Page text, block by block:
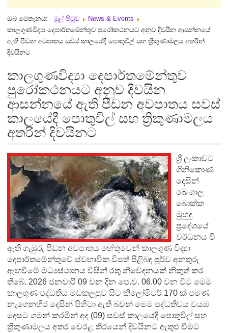
ඔබ මෙතැනය: මුල් පිටුව
News & Events
කාලගුණවිද්‍යා දෙපාර්තමේන්තුව පුරෝකථනයට අනුව දිවයින ආසන්නයේ
ඇති පීඩන අවපාතය සවස් කාලයේදී පොතුවිල් සහ ත්‍රිකුණාමලය අතරින්
දිවයිනට
කාලගුණවිද්‍යා දෙපාර්තමේන්තුව
පුරෝකථනයට අනුව දිවයින
ආසන්නයේ ඇති පීඩන අවපාතය සවස්
කාලයේදී පොතුවිල් සහ ත්‍රිකුණාමලය
අතරින් දිවයිනට
ශ්‍රී ලංකාවට
ගිනිකොණ
දෙසින්
බෙංගාල
බොක්ක
මුහුදු
ප්‍රදේශයේ
වර්ධනය වී
ඇති ගැඹුරු පීඩන අවපාතය හේතුවෙන් කාලගුණ විද්‍යා
දෙපාර්තමේන්තුවේ ස්වභාවික විපත් පිළිබඳ පූර්ව අනතුරු
ඇඟවීමේ මධ්‍යස්ථානය විසින් රතු නිවේදනයක් නිකුත් කර
තිබේ. 2026 ජනවාරි 09 වන දින පෙ.ව. 06.00 වන විට මෙම
කාලගුණ පද්ධතිය මඩකලපුව සිට කිලෝමීටර් 170 ක් පමණ
නැගෙනහිර දෙසින් පිහිටා ඇති බවන් මෙම පද්ධතිවය වයඹ
දෙසට ගමන් කරමින් අද (09) සවස් කාලයේදී පොතුවිල් සහ
ත්‍රිකුණාමලය අතර වෙරළ තීරයෙන් දිවයිනට ඇතුළු වීමට